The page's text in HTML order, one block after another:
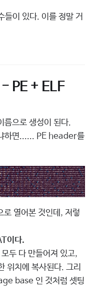
이 있다. 이를 정말 거
PE + ELF
름으로 생성이 된다.
하면...... PE header를
열어본 것인데, 저렇
이다.
두 다 만들어져 있고,
위치에 복사된다. 그리
base 인 것처럼 셋팅